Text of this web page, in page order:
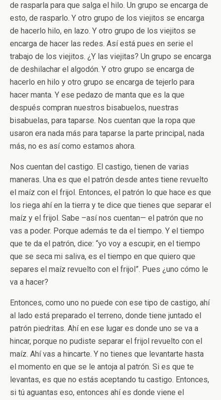
de rasparla para que salga el hilo. Un grupo se encarga de
esto, de rasparlo. Y otro grupo de los viejitos se encarga
de hacerlo hilo, en lazo. Y otro grupo de los viejitos se
encarga de hacer las redes. Así está pues en serie el
trabajo de los viejitos. ¿Y las viejitas? Un grupo se encarga
de deshilachar el algodón. Y otro grupo se encarga de
hacerlo en hilo y otro grupo se encarga de tejerlo para
hacer manta. Y ese pedazo de manta que es la que
después compran nuestros bisabuelos, nuestras
bisabuelas, para taparse. Nos cuentan que la ropa que
usaron era nada más para taparse la parte principal, nada
más, no es así como estamos ahora.
Nos cuentan del castigo. El castigo, tienen de varias
maneras. Una es que el patrón desde antes tiene revuelto
el maíz con el frijol. Entonces, el patrón lo que hace es que
los riega ahí en la tierra y te dice que tienes que separar el
maíz y el frijol. Sabe –así nos cuentan— el patrón que no
vas a poder. Porque además te da el tiempo. Y el tiempo
que te da el patrón, dice: “yo voy a escupir, en el tiempo
que se seca mi saliva, es el tiempo en que quiero que
separes el maíz revuelto con el frijol”. Pues ¿uno cómo le
va a hacer?
Entonces, como uno no puede con ese tipo de castigo, ahí
al lado está preparado el terreno, donde tiene juntado el
patrón piedritas. Ahí en ese lugar es donde uno se va a
hincar, porque no pudiste separar el frijol revuelto con el
maíz. Ahí vas a hincarte. Y no tienes que levantarte hasta
el momento en que se le antoja al patrón. Si es que te
levantas, es que no estás aceptando tu castigo. Entonces,
si tú aguantas eso, entonces ahí es donde viene el